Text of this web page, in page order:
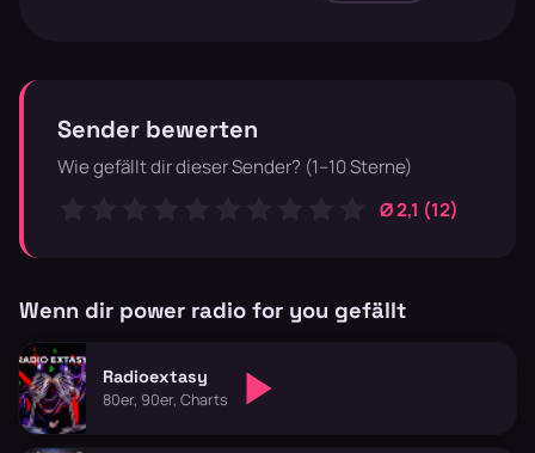
Sender bewerten
Wie gefällt dir dieser Sender? (1–10 Sterne)
Ø 2,1 (12)
Wenn dir power radio for you gefällt
Radioextasy
80er, 90er, Charts